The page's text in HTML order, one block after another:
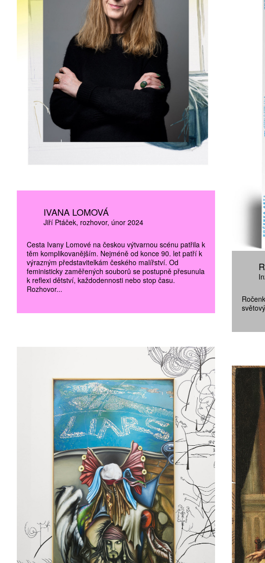
IVANA LOMOVÁ
Jiří Ptáček rozhovor únor 2024
Cesta Ivany Lomové na českou výtvarnou scénu patřila k
těm komplikovanějším. Nejméně od konce 90. let patří k
výrazným představitelkám českého malířství. Od
feministicky zaměřených souborů se postupně přesunula
k reflexi dětství, každodennosti nebo stop času.
Rozhovor...
KOUPIT PŘEDPLATNÉ